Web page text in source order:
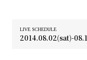
LIVE SCHEDULE
2014.08.02(sat)-